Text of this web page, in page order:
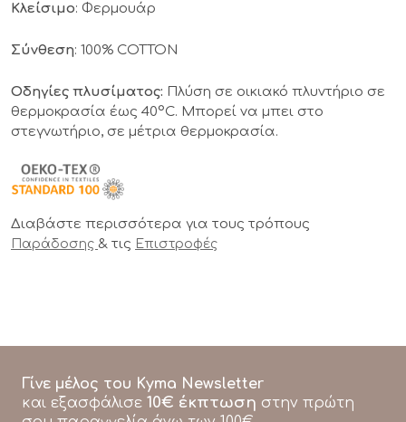
Κλείσιμο: Φερμουάρ
Σύνθεση: 100% COTTON
Οδηγίες πλυσίματος: Πλύση σε οικιακό πλυντήριο σε
θερμοκρασία έως 40°C. Μπορεί να μπει στο
στεγνωτήριο, σε μέτρια θερμοκρασία.
Διαβάστε περισσότερα για τους τρόπους
Παράδοσης & τις Επιστροφές
Γίνε μέλος του Kyma Newsletter
και εξασφάλισε 10€ έκπτωση στην πρώτη